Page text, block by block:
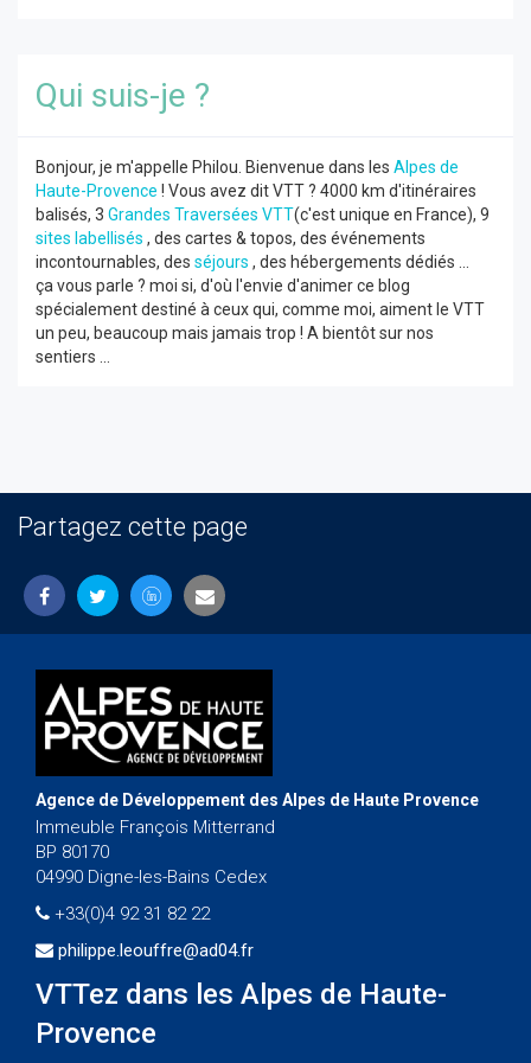
Qui suis-je ?
Bonjour, je m'appelle Philou. Bienvenue dans les Alpes de
Haute-Provence ! Vous avez dit VTT ? 4000 km d'itinéraires
balisés, 3 Grandes Traversées VTT(c'est unique en France), 9
sites labellisés , des cartes & topos, des événements
incontournables, des séjours , des hébergements dédiés ...
ça vous parle ? moi si, d'où l'envie d'animer ce blog
spécialement destiné à ceux qui, comme moi, aiment le VTT
un peu, beaucoup mais jamais trop ! A bientôt sur nos
sentiers ...
Partagez cette page
Agence de Développement des Alpes de Haute Provence
Immeuble François Mitterrand
BP 80170
04990 Digne-les-Bains Cedex
+33(0)4 92 31 82 22
philippe.leouffre@ad04.fr
VTTez dans les Alpes de Haute-
Provence